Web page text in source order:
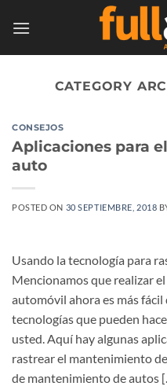
CATEGORY
CONSEJOS
Aplicaciones para
auto
POSTED ON 30 SEPTIEMBRE, 2018
Usando la tecnología para
Mencionamos que realizar
automóvil ahora es más
tecnologías que pueden
usted. Aquí hay algunas
rastrear el mantenimiento
de mantenimiento de autos